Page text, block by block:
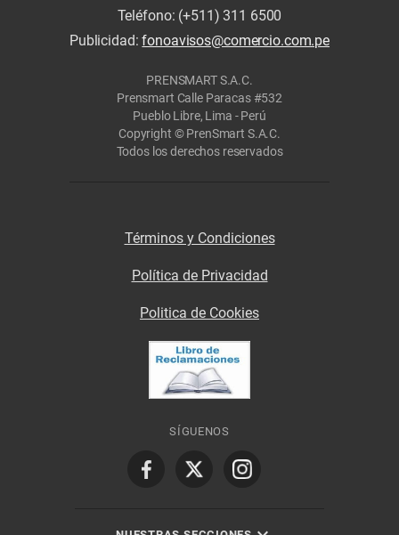
Teléfono: (+511) 311 6500
Publicidad:fonoavisos@comercio.com.pe
PRENSMART S.A.C.
Prensmart Calle Paracas #532
Pueblo Libre, Lima - Perú
Copyright © PrenSmart S.A.C.
Todos los derechos reservados
Términos y Condiciones
Política de Privacidad
Politica de Cookies
SÍGUENOS